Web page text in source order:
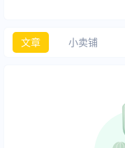
文章 小卖铺